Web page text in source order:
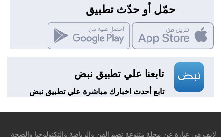
حمّل أو حدّث تطبيق
تابعنا علي تطبيق نبض
تابع أحدث اخبارك مباشرة علي تطبيق نبض
لايف هي عبارة عن مجلة متنوعة تضم الفن والرياضة والتكنولوجيا والصحة